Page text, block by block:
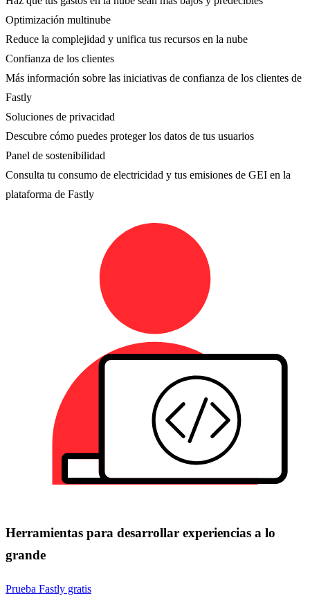
Optimización multinube
Reduce la complejidad y unifica tus recursos en la nube
Confianza de los clientes
Más información sobre las iniciativas de confianza de los clientes de
Fastly
Soluciones de privacidad
Descubre cómo puedes proteger los datos de tus usuarios
Panel de sostenibilidad
Consulta tu consumo de electricidad y tus emisiones de GEI en la
plataforma de Fastly
Herramientas para desarrollar experiencias a lo
grande
Prueba Fastly gratis